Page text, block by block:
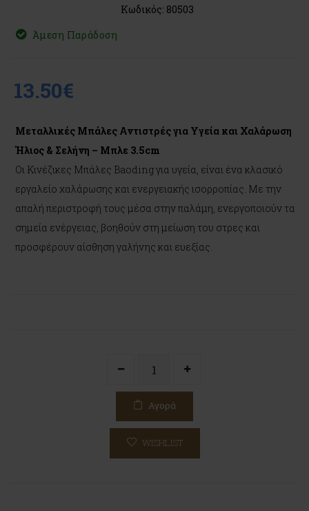
Κωδικός: 80503
Άμεση Παράδοση
13.50€
Μεταλλικές Μπάλες Αντιστρές για Υγεία και Χαλάρωση
Ήλιος & Σελήνη – Μπλε 3.5cm
Οι Κινέζικες Μπάλες Baoding για υγεία, είναι ένα κλασικό
εργαλείο χαλάρωσης και ενεργειακής ισορροπίας. Με την
απαλή περιστροφή τους μέσα στην παλάμη, ενεργοποιούν τα
σημεία ενέργειας, βοηθούν στη μείωση του στρες και
προσφέρουν αίσθηση γαλήνης και ευεξίας.
Αγορά
WISHLIST